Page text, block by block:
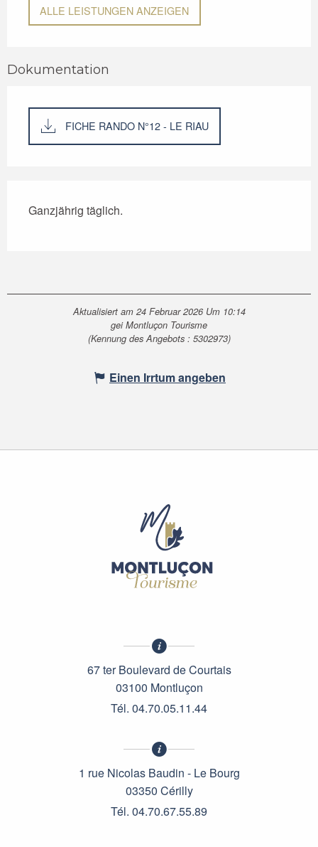
ALLE LEISTUNGEN ANZEIGEN
Dokumentation
FICHE RANDO N°12 - LE RIAU
Ganzjährig täglich.
Aktualisiert am 24 Februar 2026 Um 10:14
gei Montluçon Tourisme
(Kennung des Angebots : 5302973)
Einen Irrtum angeben
67 ter Boulevard de Courtais
03100 Montluçon
Tél. 04.70.05.11.44
1 rue Nicolas Baudin - Le Bourg
03350 Cérilly
Tél. 04.70.67.55.89